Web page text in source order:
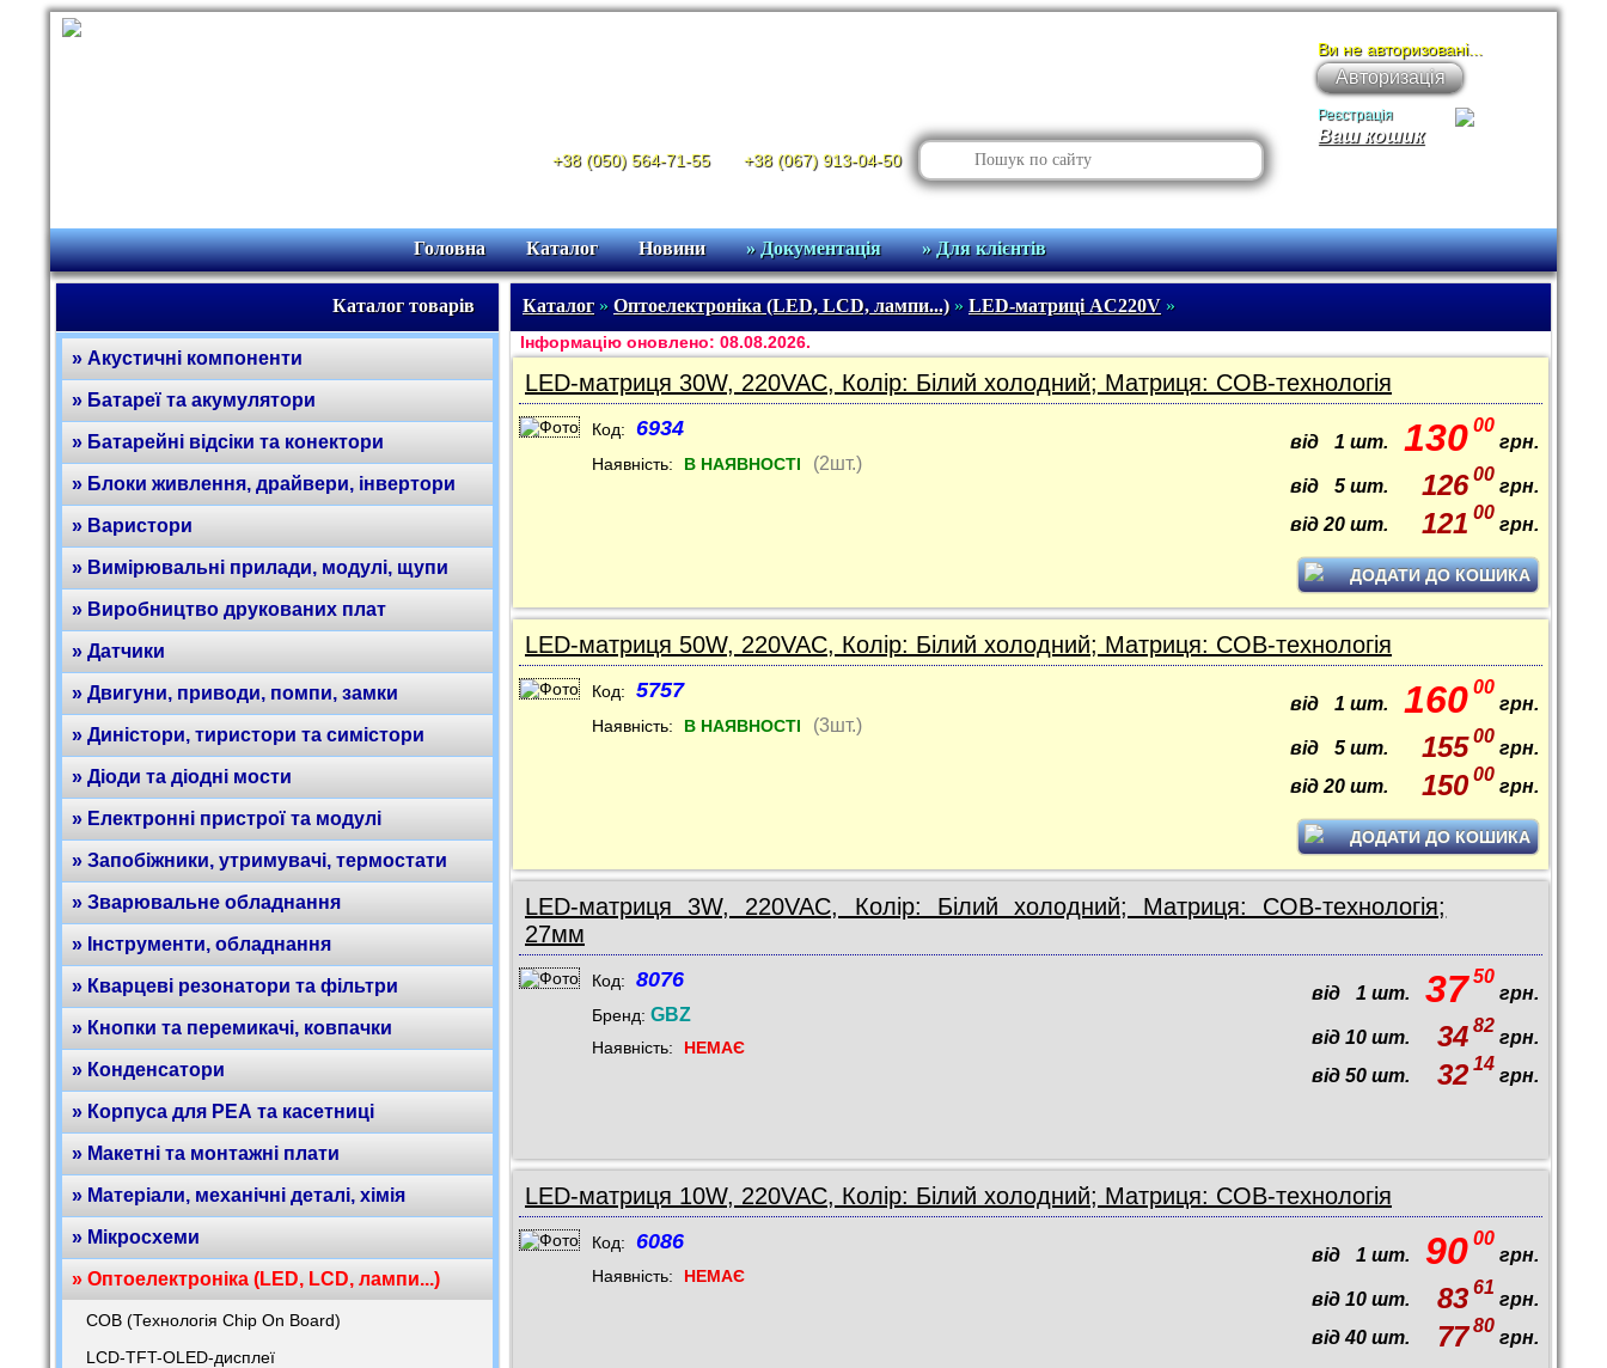
+38 (050) 564-71-55 +38 (067) 913-04-50
Ваш кошик
Ви не авторизовані...
Авторизація
Реєстрація
Головна Каталог Новини » Документація » Для клієнтів
Каталог товарів
» Акустичні компоненти
» Батареї та акумулятори
» Батарейні відсіки та конектори
» Блоки живлення, драйвери, інвертори
» Варистори
» Вимірювальні прилади, модулі, щупи
» Виробництво друкованих плат
» Датчики
» Двигуни, приводи, помпи, замки
» Диністори, тиристори та симістори
» Діоди та діодні мости
» Електронні пристрої та модулі
» Запобіжники, утримувачі, термостати
» Зварювальне обладнання
» Інструменти, обладнання
» Кварцеві резонатори та фільтри
» Кнопки та перемикачі, ковпачки
» Конденсатори
» Корпуса для РЕА та касетниці
» Макетні та монтажні плати
» Матеріали, механічні деталі, хімія
» Мікросхеми
» Оптоелектроніка (LED, LCD, лампи...)
COB (Технологія Chip On Board)
LCD-TFT-OLED-дисплеї
Каталог» Оптоелектроніка (LED, LCD, лампи...)» LED-матриці AC220V»
Інформацію оновлено: 08.08.2026.
LED-матриця 30W, 220VAC, Колір: Білий холодний; Матриця: COB-технологія
Код: 6934
Наявність: В НАЯВНОСТІ (2шт.)
від 1 шт. 130 00
грн.
від 5 шт. 126 00
грн.
від 20 шт. 121 00
грн.
ДОДАТИ ДО КОШИКА
LED-матриця 50W, 220VAC, Колір: Білий холодний; Матриця: COB-технологія
Код: 5757
Наявність: В НАЯВНОСТІ (3шт.)
від 1 шт. 160 00
грн.
від 5 шт. 155 00
грн.
від 20 шт. 150 00
грн.
ДОДАТИ ДО КОШИКА
LED-матриця 3W, 220VAC, Колір: Білий холодний; Матриця: COB-технологія;
27мм
Код: 8076
Бренд: GBZ
Наявність: НЕМАЄ
від 1 шт. 37 50
грн.
від 10 шт. 34 82
грн.
від 50 шт. 32 14
грн.
LED-матриця 10W, 220VAC, Колір: Білий холодний; Матриця: COB-технологія
Код: 6086
Наявність: НЕМАЄ
від 1 шт. 90 00
грн.
від 10 шт. 83 61
грн.
від 40 шт. 77 80
грн.